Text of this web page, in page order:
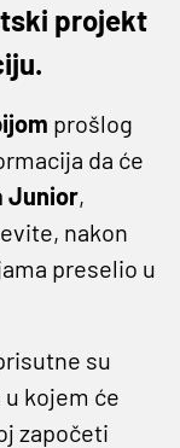
projekt
prošlog
da će
Junior,
nakon
preselio u
su
kojem će
započeti